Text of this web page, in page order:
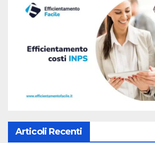
Articoli Recenti